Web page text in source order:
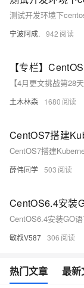
测试开发环境下
宁波阿成. 942
【专栏】
土木林森 1680
CentOS7搭建
CentOS7搭建
薛伟同学 503
CentOS6.4安装
CentOS6.4安装GO
敏叔V587 306
热门文章 最新